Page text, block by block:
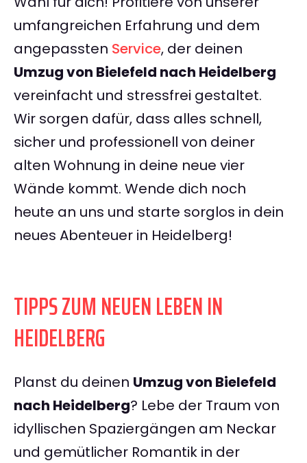
umfangreichen Erfahrung und dem
angepassten Service, der deinen
Umzug von Bielefeld nach Heidelberg
vereinfacht und stressfrei gestaltet.
Wir sorgen dafür, dass alles schnell,
sicher und professionell von deiner
alten Wohnung in deine neue vier
Wände kommt. Wende dich noch
heute an uns und starte sorglos in dein
neues Abenteuer in Heidelberg!
TIPPS ZUM NEUEN LEBEN IN
HEIDELBERG
Planst du deinen Umzug von Bielefeld
nach Heidelberg? Lebe der Traum von
idyllischen Spaziergängen am Neckar
und gemütlicher Romantik in der